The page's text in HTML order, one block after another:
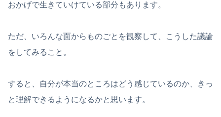
おかげで生きていけている部分もあります。
ただ、いろんな面からものごとを観察して、こうした議論
をしてみること。
すると、自分が本当のところはどう感じているのか、きっ
と理解できるようになるかと思います。